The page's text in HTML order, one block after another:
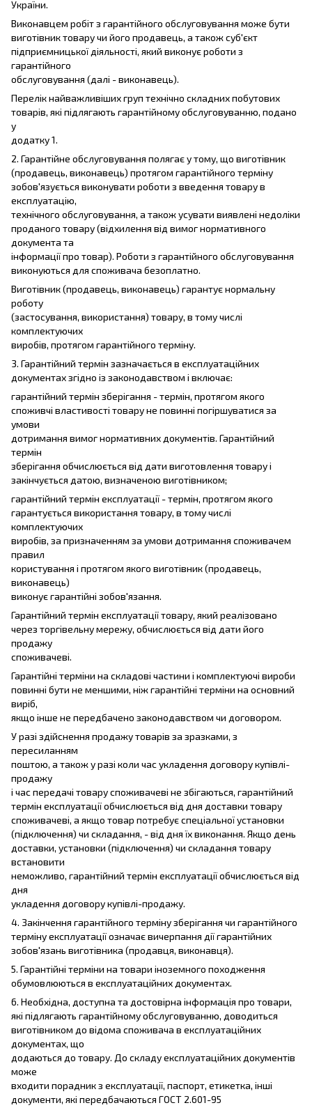
України.
Виконавцем робіт з гарантійного обслуговування може бути
виготівник товару чи його продавець, а також суб'єкт
підприємницької діяльності, який виконує роботи з
гарантійного
обслуговування (далі - виконавець).
Перелік найважливіших груп технічно складних побутових
товарів, які підлягають гарантійному обслуговуванню, подано
у
додатку 1.
2. Гарантійне обслуговування полягає у тому, що виготівник
(продавець, виконавець) протягом гарантійного терміну
зобов'язується виконувати роботи з введення товару в
експлуатацію,
технічного обслуговування, а також усувати виявлені недоліки
проданого товару (відхилення від вимог нормативного
документа та
інформації про товар). Роботи з гарантійного обслуговування
виконуються для споживача безоплатно.
Виготівник (продавець, виконавець) гарантує нормальну
роботу
(застосування, використання) товару, в тому числі
комплектуючих
виробів, протягом гарантійного терміну.
3. Гарантійний термін зазначається в експлуатаційних
документах згідно із законодавством і включає:
гарантійний термін зберігання - термін, протягом якого
споживчі властивості товару не повинні погіршуватися за
умови
дотримання вимог нормативних документів. Гарантійний
термін
зберігання обчислюється від дати виготовлення товару і
закінчується датою, визначеною виготівником;
гарантійний термін експлуатації - термін, протягом якого
гарантується використання товару, в тому числі
комплектуючих
виробів, за призначенням за умови дотримання споживачем
правил
користування і протягом якого виготівник (продавець,
виконавець)
виконує гарантійні зобов'язання.
Гарантійний термін експлуатації товару, який реалізовано
через торгівельну мережу, обчислюється від дати його
продажу
споживачеві.
Гарантійні терміни на складові частини і комплектуючі вироби
повинні бути не меншими, ніж гарантійні терміни на основний
виріб,
якщо інше не передбачено законодавством чи договором.
У разі здійснення продажу товарів за зразками, з
пересиланням
поштою, а також у разі коли час укладення договору купівлі-
продажу
і час передачі товару споживачеві не збігаються, гарантійний
термін експлуатації обчислюється від дня доставки товару
споживачеві, а якщо товар потребує спеціальної установки
(підключення) чи складання, - від дня їх виконання. Якщо день
доставки, установки (підключення) чи складання товару
встановити
неможливо, гарантійний термін експлуатації обчислюється від
дня
укладення договору купівлі-продажу.
4. Закінчення гарантійного терміну зберігання чи гарантійного
терміну експлуатації означає вичерпання дії гарантійних
зобов'язань виготівника (продавця, виконавця).
5. Гарантійні терміни на товари іноземного походження
обумовлюються в експлуатаційних документах.
6. Необхідна, доступна та достовірна інформація про товари,
які підлягають гарантійному обслуговуванню, доводиться
виготівником до відома споживача в експлуатаційних
документах, що
додаються до товару. До складу експлуатаційних документів
може
входити порадник з експлуатації, паспорт, етикетка, інші
документи, які передбачаються ГОСТ 2.601-95